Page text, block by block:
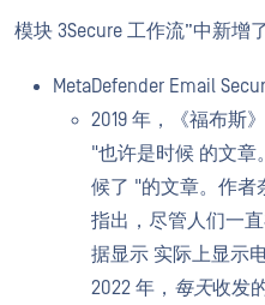
模块 3Secure 工作流”中新增
MetaDefender Email
2019 年，《福布斯
"也许是时候 的文章。
候了 "的文章。作者
指出，尽管人们一
据显示 实际上显示
2022 年， 每天收发